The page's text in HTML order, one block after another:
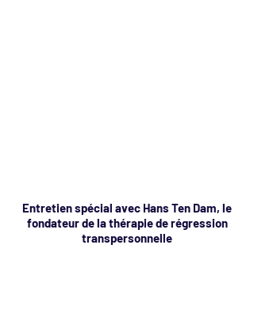
Entretien spécial avec Hans Ten Dam, le
fondateur de la thérapie de régression
transpersonnelle